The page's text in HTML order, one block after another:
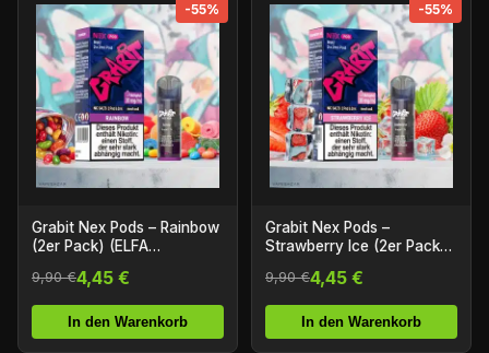
-55%
Grabit Nex Pods – Rainbow
(2er Pack) (ELFA
9,90 €4,45 €
In den Warenkorb
-55%
Grabit Nex Pods –
Strawberry Ice (2er Pack)
9,90 €4,45 €
In den Warenkorb